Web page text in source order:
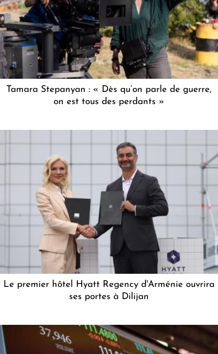
Tamara Stepanyan : « Dès qu’on parle de guerre,
on est tous des perdants »
Le premier hôtel Hyatt Regency d'Arménie ouvrira
ses portes à Dilijan